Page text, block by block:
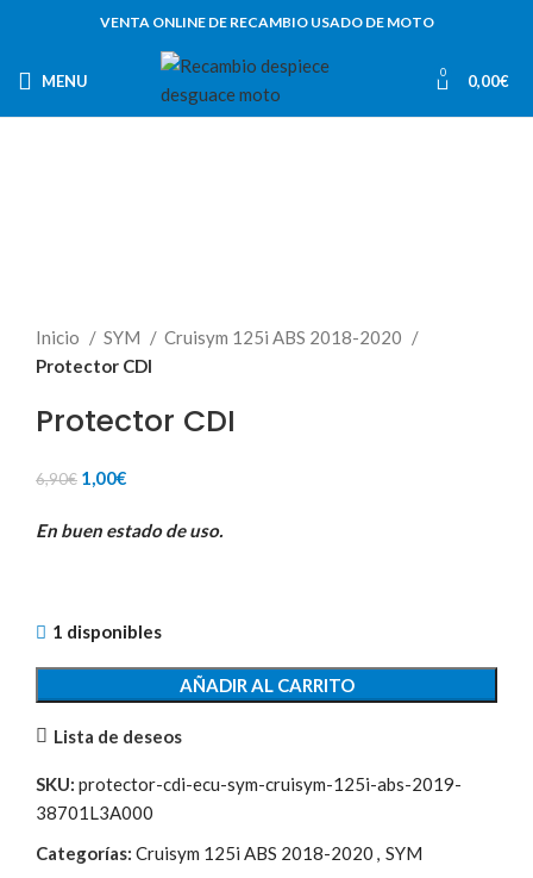
VENTA ONLINE DE RECAMBIO USADO DE MOTO
MENU 0 0,00€
Inicio SYM
Cruisym 125i ABS 2018-2020
Protector CDI
Protector CDI
6,90€ El
original
1,00€
actual
En buen estado de uso.
1 disponibles
AÑADIR AL CARRITO
Lista de deseos
SKU: protector-cdi-ecu-sym-cruisym-125i-abs-2019-
38701L3A000
Categorías: Cruisym 125i ABS 2018-2020 , SYM